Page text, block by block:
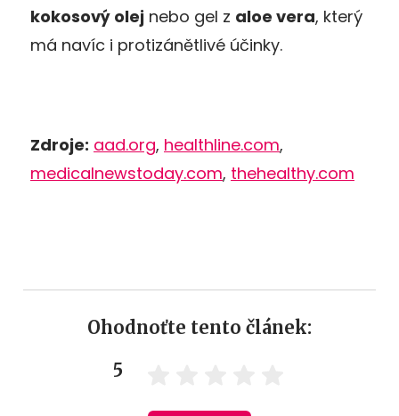
kokosový olej nebo gel z aloe vera, který
má navíc i protizánětlivé účinky.
Zdroje: aad.org, healthline.com,
medicalnewstoday.com, thehealthy.com
Ohodnoťte tento článek:
5